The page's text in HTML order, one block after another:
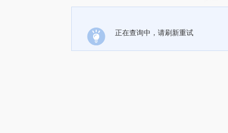
正在查询中，请刷新重试